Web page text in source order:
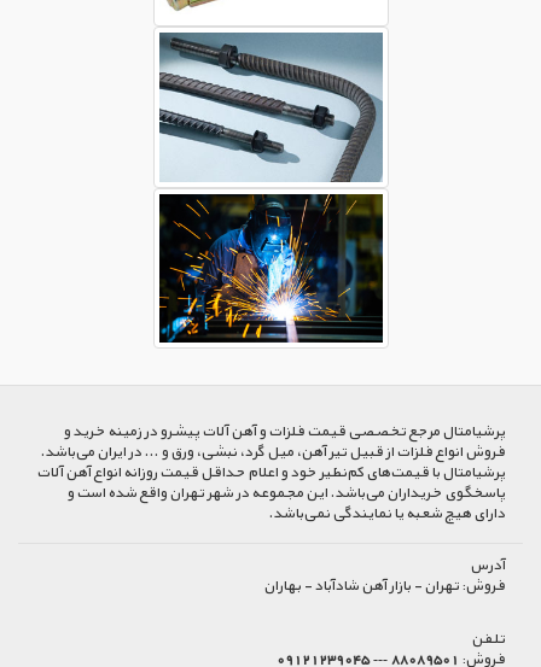
پرشیا‌متال مرجع تخصصی قیمت فلزات و آهن آلات پیشرو در زمینه خرید و
فروش انواع فلزات از قبیل تیر آهن، میل گرد، نبشی، ورق و ... در ایران می‌باشد.
پرشیامتال با قیمت‌های کم‌نظیر خود و اعلام حداقل قیمت روزانه انواع آهن آلات
پاسخگوی خریداران می‌باشد. این مجموعه در شهر تهران واقع شده است و
دارای هیچ شعبه یا نمایندگی نمی‌باشد.
آدرس
فروش:تهران - بازار آهن شادآباد - بهاران
تلفن
فروش: 88089501 --- 09121239045